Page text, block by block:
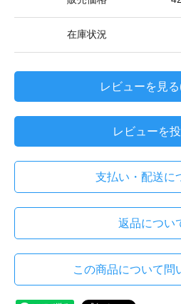
在庫状況
レビューを見
レビューを
支払い・配送に
返品につい
この商品について問